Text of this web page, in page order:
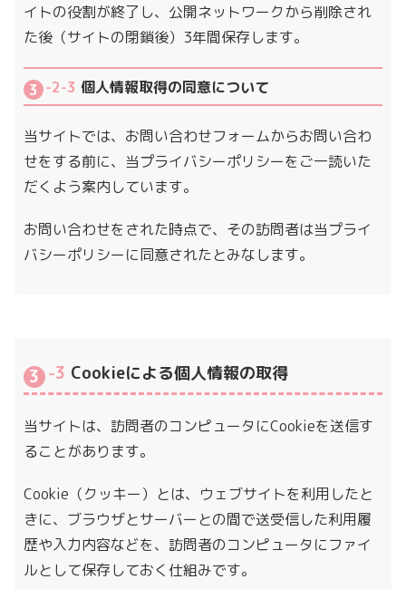
イトの役割が終了し、公開ネットワークから削除され
た後（サイトの閉鎖後）3年間保存します。
-2-3 個人情報取得の同意について
当サイトでは、お問い合わせフォームからお問い合わ
せをする前に、当プライバシーポリシーをご一読いた
だくよう案内しています。
お問い合わせをされた時点で、その訪問者は当プライ
バシーポリシーに同意されたとみなします。
-3 Cookieによる個人情報の取得
当サイトは、訪問者のコンピュータにCookieを送信す
ることがあります。
Cookie（クッキー）とは、ウェブサイトを利用したと
きに、ブラウザとサーバーとの間で送受信した利用履
歴や入力内容などを、訪問者のコンピュータにファイ
ルとして保存しておく仕組みです。